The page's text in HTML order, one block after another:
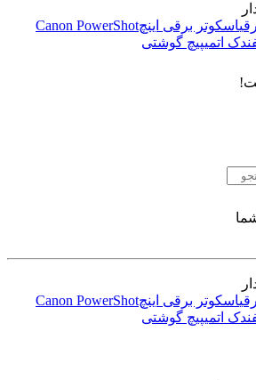
اسکوتر برقی اینچCanon PowerShot
اتمیپیچ گوشتی
اسکوتر برقی اینچCanon PowerShot
اتمیپیچ گوشتی